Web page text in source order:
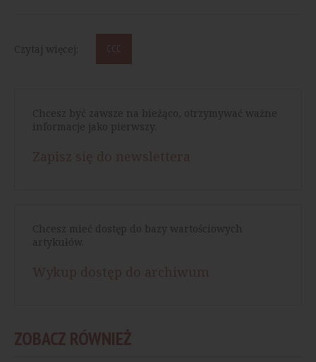
Czytaj więcej: CCC
Chcesz być zawsze na bieżąco, otrzymywać ważne
informacje jako pierwszy.
Chcesz mieć dostęp do bazy wartościowych
artykułów.
ZOBACZ RÓWNIEŻ